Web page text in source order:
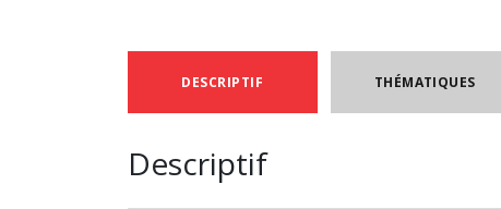
DESCRIPTIF THÉMATIQUES
Descriptif